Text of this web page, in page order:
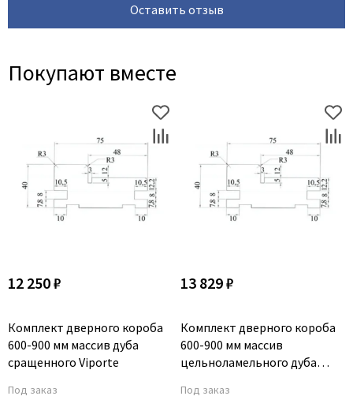
Оставить отзыв
Покупают вместе
12 250 ₽
Комплект дверного короба
600-900 мм массив дуба
сращенного Viporte
Под заказ
13 829 ₽
Комплект дверного короба
600-900 мм массив
цельноламельного дуба
Под заказ